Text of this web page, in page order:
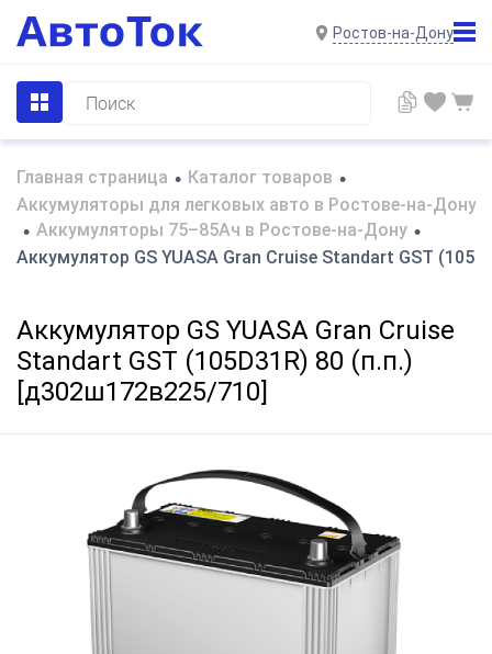
Ростов-на-Дону
Главная страница • Каталог товаров •
Аккумуляторы для легковых авто в Ростове-на-Дону
• Аккумуляторы 75–85Ач в Ростове-на-Дону •
Аккумулятор GS YUASA Gran Cruise Standart GST
Аккумулятор GS YUASA Gran Cruise
Standart GST (105D31R) 80 (п.п.)
[д302ш172в225/710]